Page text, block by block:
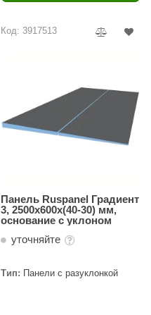
Код: 3917513
Панель Ruspanel Градиент
3, 2500х600х(40-30) мм,
основание с уклоном
уточняйте
Тип: Панели с разуклонкой